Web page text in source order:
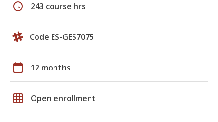
schedule 243 course hrs
Code ES-GES7075
calendar_today 12 months
grid_on Open enrollment